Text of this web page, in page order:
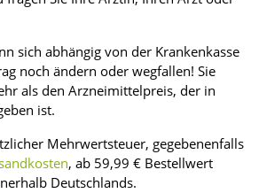
sich abhängig von der Krankenkasse
noch ändern oder wegfallen! Sie
als den Arzneimittelpreis, der in
ist.
Mehrwertsteuer, gegebenenfalls
, ab 59,99 € Bestellwert
Deutschlands.